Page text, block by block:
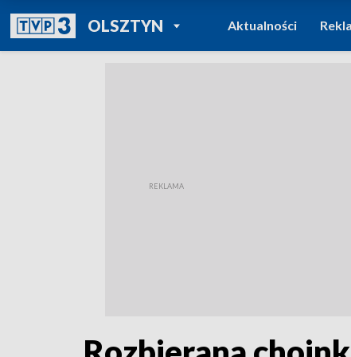
OLSZTYNPOWRÓT DO
TVP REGIONY
Aktualności